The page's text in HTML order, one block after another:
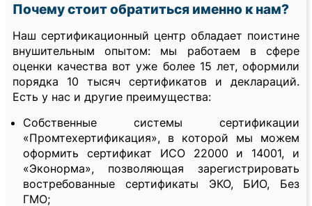
Почему стоит обратиться именно к нам?
Наш сертификационный центр обладает поистине
внушительным опытом: мы работаем в сфере
оценки качества вот уже более 15 лет, оформили
порядка 10 тысяч сертификатов и деклараций.
Есть у нас и другие преимущества:
Собственные системы сертификации
«Промтехертификация», в которой мы можем
оформить сертификат ИСО 22000 и 14001, и
«Эконорма», позволяющая зарегистрировать
востребованные сертификаты ЭКО, БИО, Без
ГМО;